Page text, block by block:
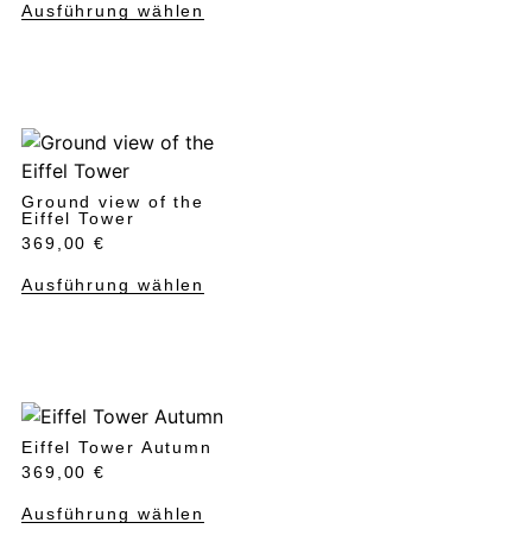
Ausführung wählen
Ground view of the
Eiffel Tower
369,00€
Ausführung wählen
Eiffel Tower Autumn
369,00€
Ausführung wählen